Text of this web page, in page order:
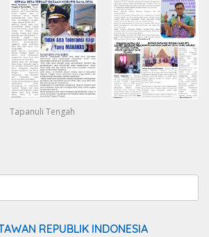
Tapanuli Tengah
REPUBLIK INDONESIA